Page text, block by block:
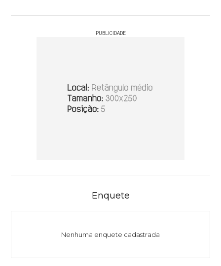
PUBLICIDADE
Enquete
Nenhuma enquete cadastrada